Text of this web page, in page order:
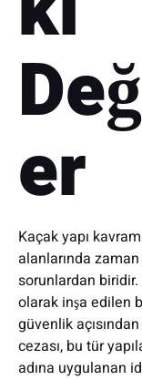
er
Kaçak yapı
alanlarında
sorunlardan biridir.
olarak inşa edilen
güvenlik
cezası, bu tür
adına uygulanan